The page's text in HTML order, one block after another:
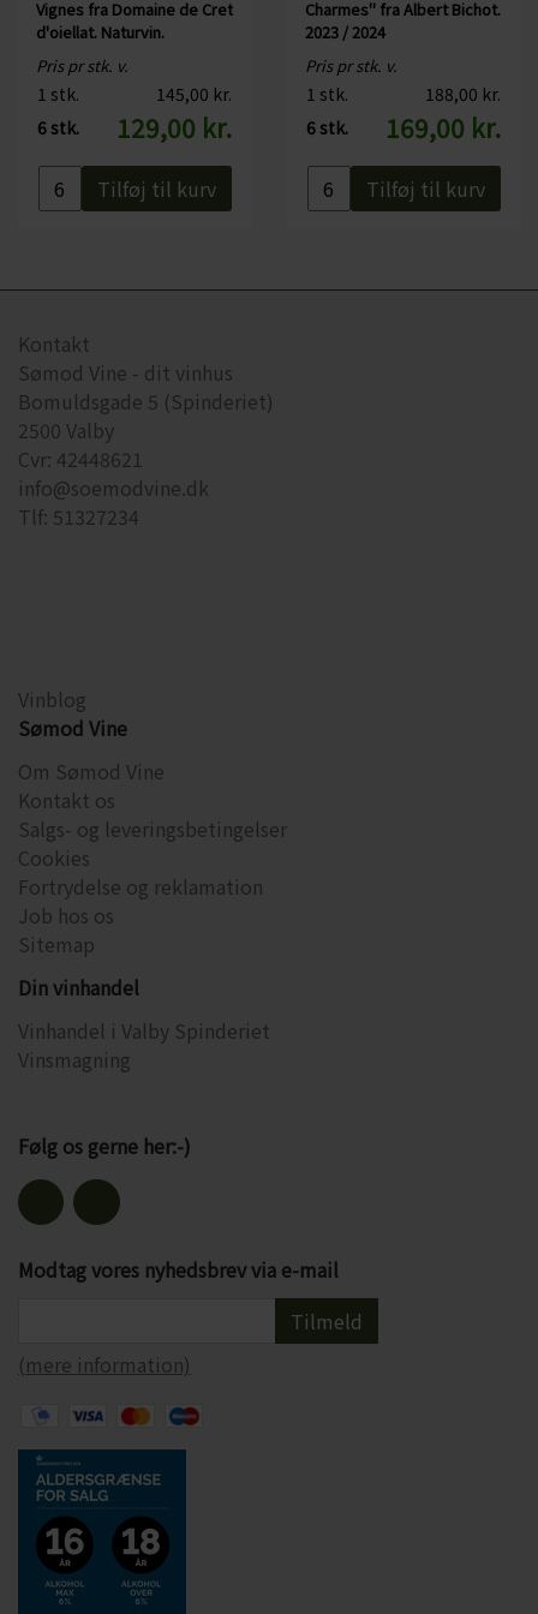
Vignes fra Domaine de Cret
d'oiellat. Naturvin.
Pris pr stk. v.
1 stk.
145,00 kr.
6 stk.
129,00 kr.
Tilføj til kurv
Charmes" fra Albert Bichot.
2023 / 2024
Pris pr stk. v.
1 stk.
188,00 kr.
6 stk.
169,00 kr.
Tilføj til kurv
Kontakt
Sømod Vine - dit vinhus
Bomuldsgade 5 (Spinderiet)
2500 Valby
Cvr: 42448621
info@soemodvine.dk
Tlf: 51327234
Vinblog
Sømod Vine
Om Sømod Vine
Kontakt os
Salgs- og leveringsbetingelser
Cookies
Fortrydelse og reklamation
Job hos os
Sitemap
Din vinhandel
Vinhandel i Valby Spinderiet
Vinsmagning
Følg os gerne her:-)
Modtag vores nyhedsbrev via e-mail
Tilmeld
(mere information)